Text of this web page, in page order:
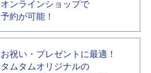
オンラインショップで
予約が可能！
お祝い・プレゼントに最適！
タムタムオリジナルの